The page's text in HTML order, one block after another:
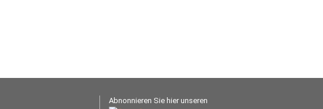
Abnonnieren Sie hier unseren